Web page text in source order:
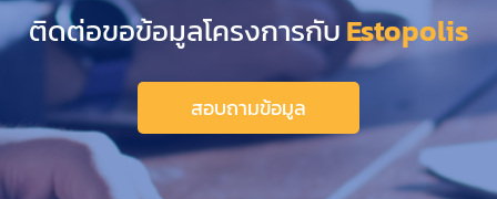
ติดต่อขอข้อมูลโครงการกับEstopolis
สอบถามข้อมูล